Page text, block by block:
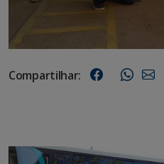
Compartilhar: